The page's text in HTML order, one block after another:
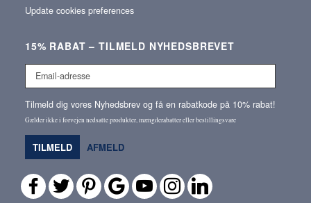
Update cookies preferences
15% RABAT – TILMELD NYHEDSBREVET
Email-
adresse
Tilmeld dig vores Nyhedsbrev og få en rabatkode på 10% rabat!
Gælder ikke i forvejen nedsatte produkter, mængderabatter eller bestillingsvare
TILMELD AFMELD